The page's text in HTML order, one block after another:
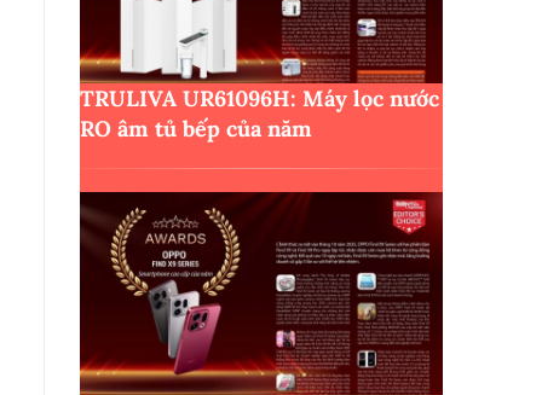
TRULIVA UR61096H: Máy lọc nước
RO âm tủ bếp của năm